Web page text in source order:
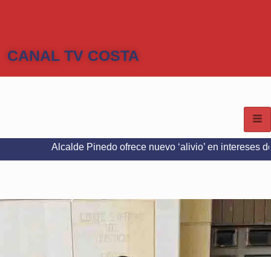
CANAL TV COSTA
Pinedo ofrece nuevo ‘alivio’ en intereses del Predial e